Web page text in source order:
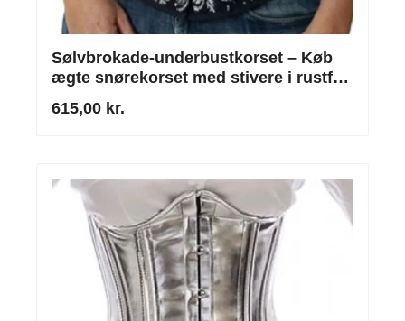
Sølvbrokade-underbustkorset – Køb
ægte snørekorset med stivere i rustfrit
615,00 kr.